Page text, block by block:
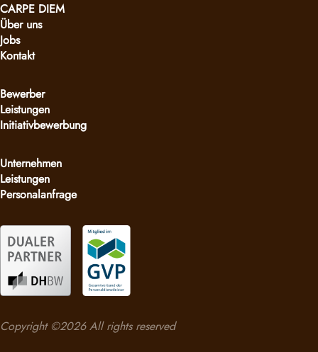
CARPE DIEM
Über uns
Jobs
Kontakt
Bewerber
Leistungen
Initiativbewerbung
Unternehmen
Leistungen
Personalanfrage
Copyright ©2026 All rights reserved